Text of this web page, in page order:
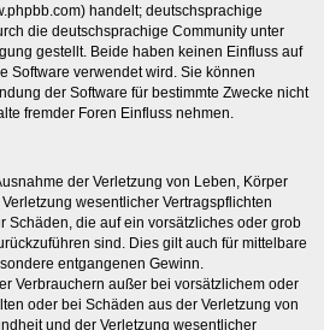
handelt; deutschsprachige
die deutschsprachige Community unter
gestellt. Beide haben keinen Einfluss auf
Software verwendet wird. Sie können
der Software für bestimmte Zwecke nicht
fremder Foren Einfluss nehmen.
der Verletzung von Leben, Körper
wesentlicher Vertragspflichten
Schäden, die auf ein vorsätzliches oder grob
sind. Dies gilt auch für mittelbare
entgangenen Gewinn.
Verbrauchern außer bei vorsätzlichem oder
oder bei Schäden aus der Verletzung von
und der Verletzung wesentlicher